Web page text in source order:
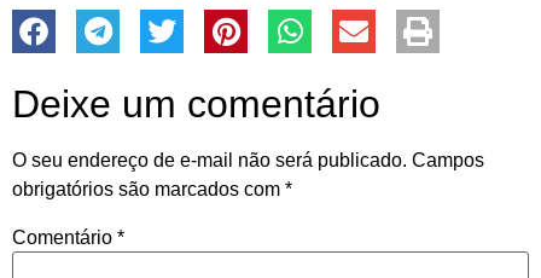
Deixe um comentário
O seu endereço de e-mail não será publicado. Campos
obrigatórios são marcados com *
Comentário *